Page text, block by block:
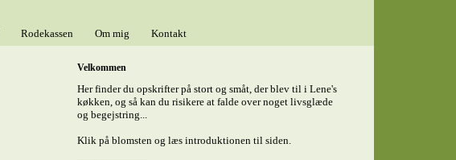
Rodekassen Om mig Kontakt
Velkommen
Her finder du opskrifter på stort og småt, der blev til i Lene's
køkken, og så kan du risikere at falde over noget livsglæde
og begejstring...
Klik på blomsten og læs introduktionen til siden.